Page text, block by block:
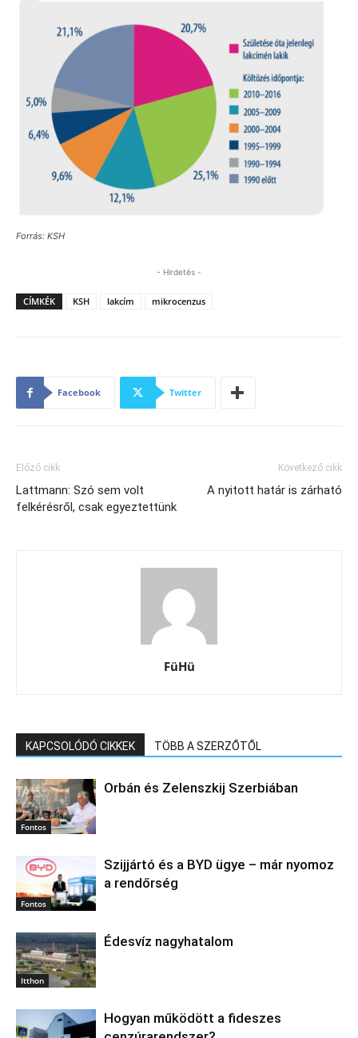
Forrás: KSH
- Hirdetés -
CÍMKÉK KSH lakcím mikrocenzus
Facebook Twitter
Előző cikk
Lattmann: Szó sem volt
felkérésről, csak egyeztettünk
Következő cikk
A nyitott határ is zárható
FüHü
KAPCSOLÓDÓ CIKKEK TÖBB A SZERZŐTŐL
Fontos
Orbán és Zelenszkij Szerbiában
Fontos
Szijjártó és a BYD ügye – már nyomoz
a rendőrség
Itthon
Édesvíz nagyhatalom
Hogyan működött a fideszes